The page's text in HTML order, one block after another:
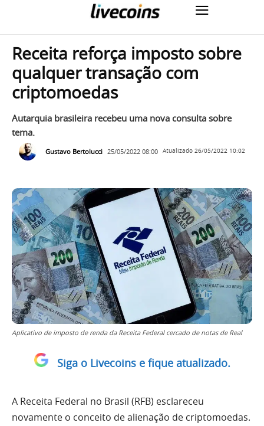
Receita reforça imposto sobre
qualquer transação com
criptomoedas
Autarquia brasileira recebeu uma nova consulta sobre
tema.
Gustavo Bertolucci 25/05/2022 08:00 Atualizado 26/05/2022 10:02
Aplicativo de imposto de renda da Receita Federal cercado de notas de Real
Siga o Livecoins e fique atualizado.
A Receita Federal no Brasil (RFB) esclareceu
novamente o conceito de alienação de criptomoedas.